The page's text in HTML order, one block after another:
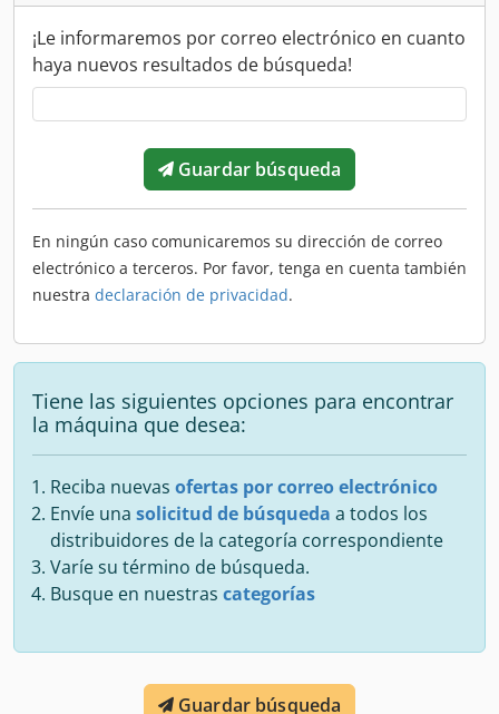
¡Le informaremos por correo electrónico en cuanto
haya nuevos resultados de búsqueda!
Guardar búsqueda
En ningún caso comunicaremos su dirección de correo
electrónico a terceros. Por favor, tenga en cuenta también
nuestra declaración de privacidad.
Tiene las siguientes opciones para encontrar
la máquina que desea:
Reciba nuevas ofertas por correo electrónico
Envíe una solicitud de búsqueda a todos los
distribuidores de la categoría correspondiente
Varíe su término de búsqueda.
Busque en nuestras categorías
Guardar búsqueda